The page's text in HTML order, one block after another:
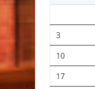
3
10
17